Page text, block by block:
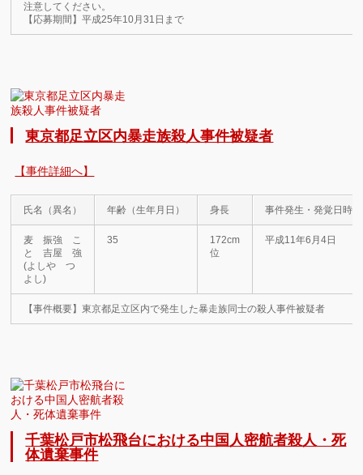
注意してください。
【応募期間】平成25年10月31日まで
東京都足立区内暴走族殺人事件被疑者
【事件詳細へ】
氏名（異名） 年齢（生年月日） 身長 事件発生・発覚日時
麦 振強 こ
と 吉屋 強
(よしや つ
よし)
35
172cm
位
平成11年6月4日
【事件概要】東京都足立区内で発生した暴走族同士の殺人事件被疑者
千葉松戸市松飛台における中国人密航者殺人・死
体遺棄事件